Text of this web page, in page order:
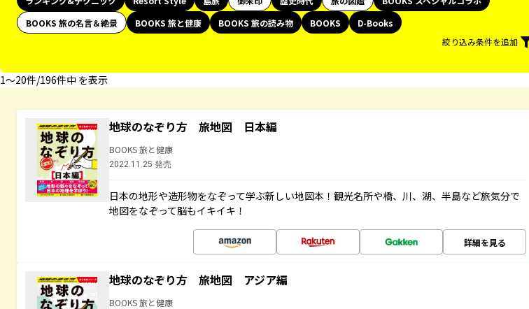
BOOKS 旅の名言＆絶景
BOOKS 旅と健康 BOOKS 旅の読み物 BOOKS
D-Books
絞り込み条件を追加
1〜20件/196件中 を表示
地球のなぞり方 旅地図 日本編
BOOKS 旅と健康
2022.11.25 発売
日本の地形や造形物をなぞって学ぶ新しい地図本！観光名所や橋、川、湖、半島など旅気分で
地図をなぞって脳もイキイキ！
詳細を見る
地球のなぞり方 旅地図 アジア編
BOOKS 旅と健康